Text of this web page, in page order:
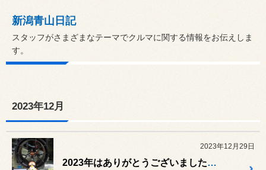
新潟青山日記
スタッフがさまざまなテーマでクルマに関する情報をお伝えしま
す。
2023年12月
2023年12月29日
2023年はありがとうございました！2024年もよろしくお願いします！！